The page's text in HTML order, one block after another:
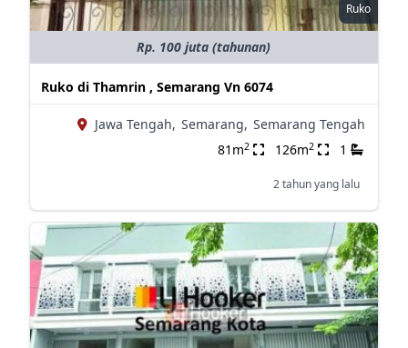
Ruko
Rp. 100 juta (tahunan)
Ruko di Thamrin , Semarang Vn 6074
Jawa Tengah, Semarang, Semarang Tengah
81m2 126m2 1
2 tahun yang lalu